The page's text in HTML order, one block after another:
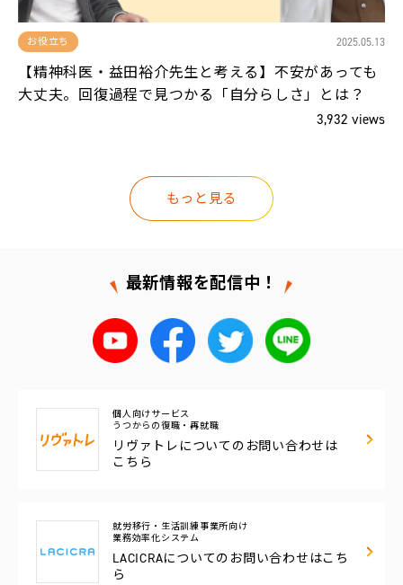
お役立ち 2025.05.13
【精神科医・益田裕介先生と考える】不安があっても
大丈夫。回復過程で見つかる「自分らしさ」とは？
3,932 views
もっと見る
最新情報を配信中！
個人向けサービス
うつからの復職・再就職
リヴァトレについての お問い合わせは
こちら
就労移行・生活訓練事業所向け
業務効率化システム
LACICRAについての お問い合わせはこち
ら